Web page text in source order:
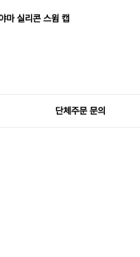
마 실리콘 스윔 캡
단체주문 문의